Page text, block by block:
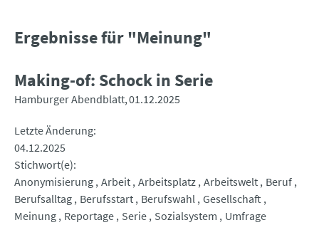
Ergebnisse für "Meinung"
Making-of: Schock in Serie
Hamburger Abendblatt 01.12.2025
Letzte Änderung
04.12.2025
Stichwort(e)
Anonymisierung Arbeit Arbeitsplatz Arbeitswelt Beruf
Berufsalltag Berufsstart Berufswahl Gesellschaft
Meinung Reportage Serie Sozialsystem
Umfrage